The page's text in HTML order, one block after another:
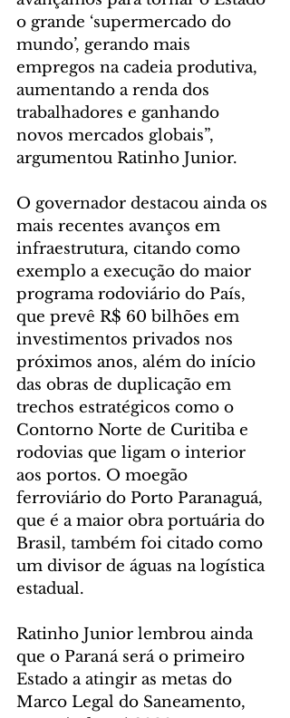
o grande ‘supermercado do
mundo’, gerando mais
empregos na cadeia produtiva,
aumentando a renda dos
trabalhadores e ganhando
novos mercados globais”,
argumentou Ratinho Junior.
O governador destacou ainda os
mais recentes avanços em
infraestrutura, citando como
exemplo a execução do maior
programa rodoviário do País,
que prevê R$ 60 bilhões em
investimentos privados nos
próximos anos, além do início
das obras de duplicação em
trechos estratégicos como o
Contorno Norte de Curitiba e
rodovias que ligam o interior
aos portos. O moegão
ferroviário do Porto Paranaguá,
que é a maior obra portuária do
Brasil, também foi citado como
um divisor de águas na logística
estadual.
Ratinho Junior lembrou ainda
que o Paraná será o primeiro
Estado a atingir as metas do
Marco Legal do Saneamento,